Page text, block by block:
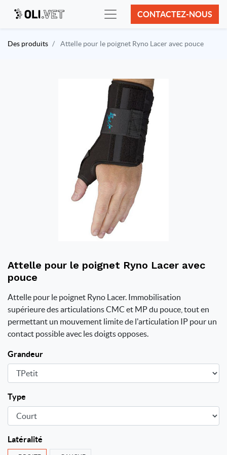
CONTACTEZ-NOUS
Des produits Attelle pour le poignet Ryno Lacer avec pouce
Attelle pour le poignet Ryno Lacer avec
pouce
Attelle pour le poignet Ryno Lacer. Immobilisation
supérieure des articulations CMC et MP du pouce, tout en
permettant un mouvement limite de l'articulation IP pour un
contact possible avec les doigts opposes.
Grandeur
Type
Latéralité